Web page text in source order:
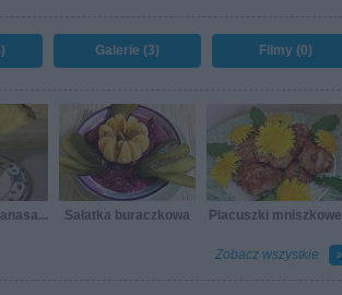
Galerie (3) Filmy (0)
Sałatka buraczkowa Placuszki mniszkowe
Zobacz wszystkie